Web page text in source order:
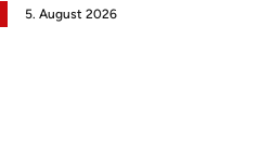
5. August 2026